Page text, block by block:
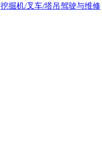
挖掘机/叉车/塔吊驾驶与维修